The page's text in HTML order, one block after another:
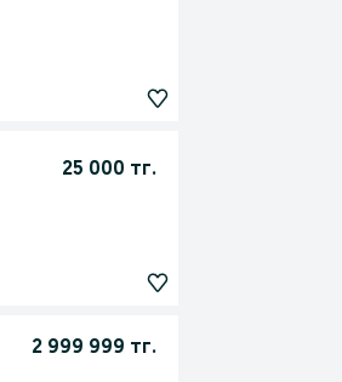
25 000 тг.
2 999 999 тг.